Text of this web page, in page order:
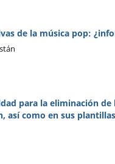
de la música pop:
para la eliminación
así como en sus plantillas